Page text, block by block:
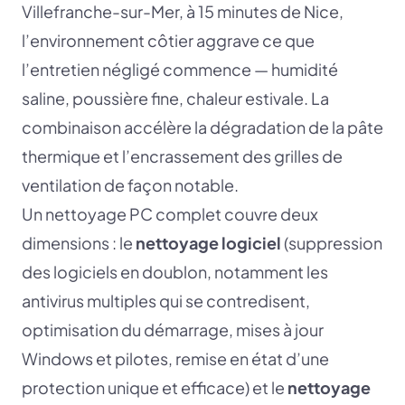
Villefranche-sur-Mer, à 15 minutes de Nice,
l’environnement côtier aggrave ce que
l’entretien négligé commence — humidité
saline, poussière fine, chaleur estivale. La
combinaison accélère la dégradation de la pâte
thermique et l’encrassement des grilles de
ventilation de façon notable.
Un nettoyage PC complet couvre deux
dimensions : le nettoyage logiciel (suppression
des logiciels en doublon, notamment les
antivirus multiples qui se contredisent,
optimisation du démarrage, mises à jour
Windows et pilotes, remise en état d’une
protection unique et efficace) et le nettoyage